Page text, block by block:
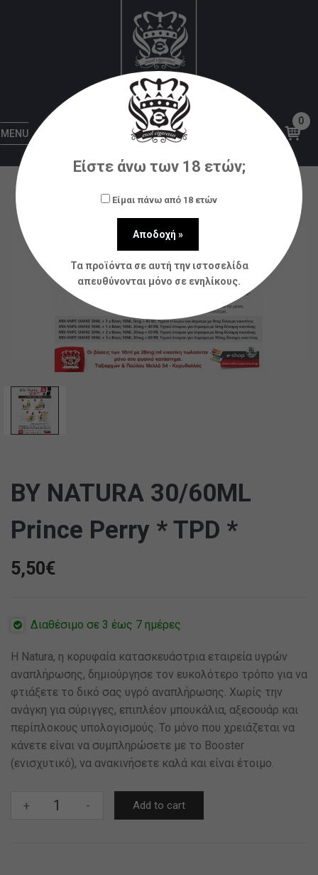
MENU
0
Υγρά αναπλήρωσης (flavorshots)
BY NATURA 30/60ML Prince Perry * TPD *
BY NATURA 30/60ML
Prince Perry * TPD *
5,50€
Διαθέσιμο σε 3 έως 7 ημέρες
Η Natura, η κορυφαία κατασκευάστρια εταιρεία υγρών
αναπλήρωσης, δημιούργησε τον ευκολότερο τρόπο για να
φτιάξετε το δικό σας υγρό αναπλήρωσης. Χωρίς την
ανάγκη για σύριγγες, επιπλέον μπουκάλια, αξεσουάρ και
περίπλοκους υπολογισμούς. Το μόνο που χρειάζεται να
κάνετε είναι να συμπληρώσετε με το Booster
(ενισχυτικό), να ανακινήσετε καλά και είναι έτοιμο.
+
BY
- Add to cart
Είστε άνω των 18 ετών;
Είμαι πάνω από 18 ετών
Τα προϊόντα σε αυτή την ιστοσελίδα
απευθύνονται μόνο σε ενηλίκους.